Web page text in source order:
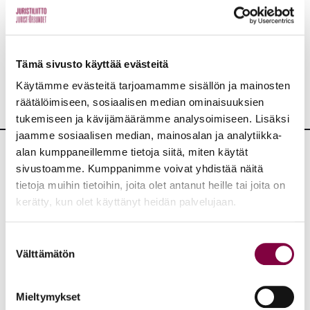
Tämä sivusto käyttää evästeitä
Käytämme evästeitä tarjoamamme sisällön ja mainosten
räätälöimiseen, sosiaalisen median ominaisuuksien
tukemiseen ja kävijämäärämme analysoimiseen. Lisäksi
jaamme sosiaalisen median, mainosalan ja analytiikka-
alan kumppaneillemme tietoja siitä, miten käytät
sivustoamme. Kumppanimme voivat yhdistää näitä
tietoja muihin tietoihin, joita olet antanut heille tai joita on
kerätty, kun olet käyttänyt heidän palvelujaan.
valinta
Välttämätön
Mieltymykset
JAA:
Lisää lausuntoja
KAIKKI LAUSUNNOT
Lausunnot 6.8.2026
eduskunnalle rikostiedustelua koskevaksi